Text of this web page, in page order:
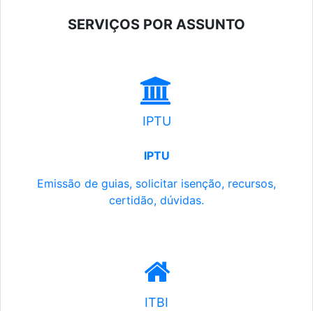
SERVIÇOS POR ASSUNTO
IPTU
IPTU
Emissão de guias, solicitar isenção, recursos,
certidão, dúvidas.
ITBI